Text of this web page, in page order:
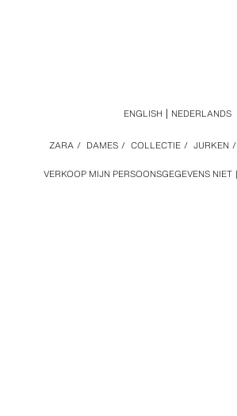
VERKOOP MIJN PERSOONSGEGEVENS NIET
ZARA / DAMES / COLLECTIE / JURKEN /
ENGLISH NEDERLANDS